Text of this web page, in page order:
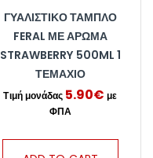
ΓΥΑΛΙΣΤΙΚΌ ΤΑΜΠΛΌ
FERAL ΜΕ ΆΡΩΜΑ
STRAWBERRY 500ML 1
ΤΕΜΆΧΙΟ
5.90€